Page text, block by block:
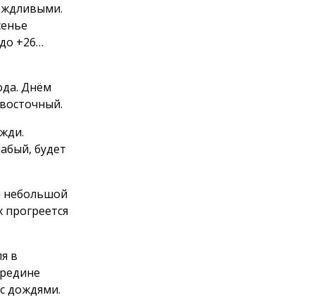
+26…
Днём
будет
небольшой
в
дождями.